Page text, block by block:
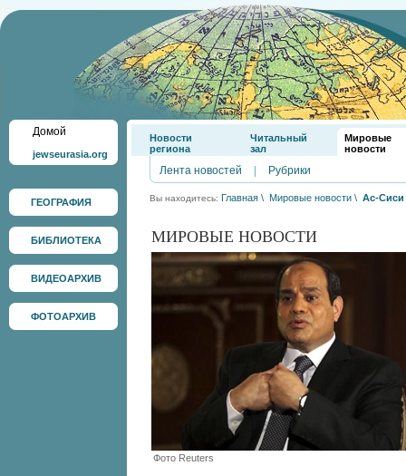
Домой
jewseurasia.org
ГЕОГРАФИЯ
БИБЛИОТЕКА
ВИДЕОАРХИВ
ФОТОАРХИВ
Новости
региона
Читальный
зал
Мировые
новости
Лента новостей Рубрики
Вы находитесь: Главная \ Мировые новости \ Ас-Сиси
МИРОВЫЕ НОВОСТИ
Фото Reuters